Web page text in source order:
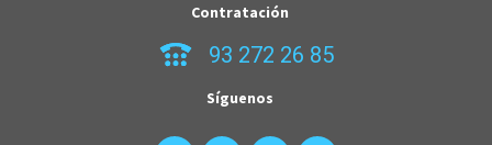
Contratación
93 272 26 85
Síguenos